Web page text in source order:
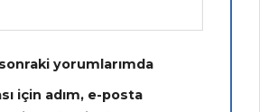
yorumlarımda
için adım, e-posta